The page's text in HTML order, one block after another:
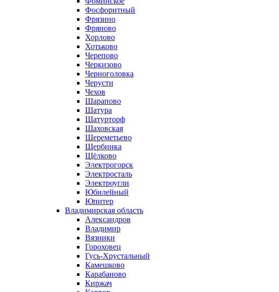
Фосфоритный
Фрязино
Фряново
Хорлово
Хотьково
Черепово
Черкизово
Черноголовка
Черусти
Чехов
Шарапово
Шатура
Шатурторф
Шаховская
Шереметьево
Щербинка
Щёлково
Электрогорск
Электросталь
Электроугли
Юбилейный
Юпитер
Владимирская область
Александров
Владимир
Вязники
Гороховец
Гусь-Хрустальный
Камешково
Карабаново
Киржач